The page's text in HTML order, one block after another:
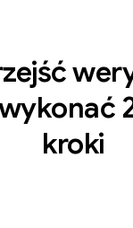
kroki